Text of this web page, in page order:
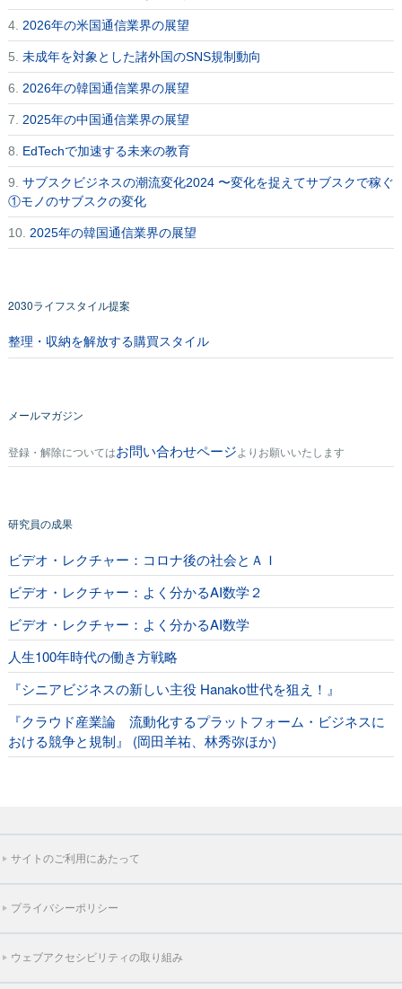
4. 2026年の米国通信業界の展望
5. 未成年を対象とした諸外国のSNS規制動向
6. 2026年の韓国通信業界の展望
7. 2025年の中国通信業界の展望
8. EdTechで加速する未来の教育
9. サブスクビジネスの潮流変化2024 〜変化を捉えてサブスクで稼ぐ
①モノのサブスクの変化
10. 2025年の韓国通信業界の展望
2030ライフスタイル提案
整理・収納を解放する購買スタイル
メールマガジン
登録・解除についてはお問い合わせページよりお願いいたします
研究員の成果
ビデオ・レクチャー：コロナ後の社会とＡＩ
ビデオ・レクチャー：よく分かるAI数学２
ビデオ・レクチャー：よく分かるAI数学
人生100年時代の働き方戦略
『シニアビジネスの新しい主役 Hanako世代を狙え！』
『クラウド産業論 流動化するプラットフォーム・ビジネスに
おける競争と規制』 (岡田羊祐、林秀弥ほか)
サイトのご利用にあたって
プライバシーポリシー
ウェブアクセシビリティの取り組み